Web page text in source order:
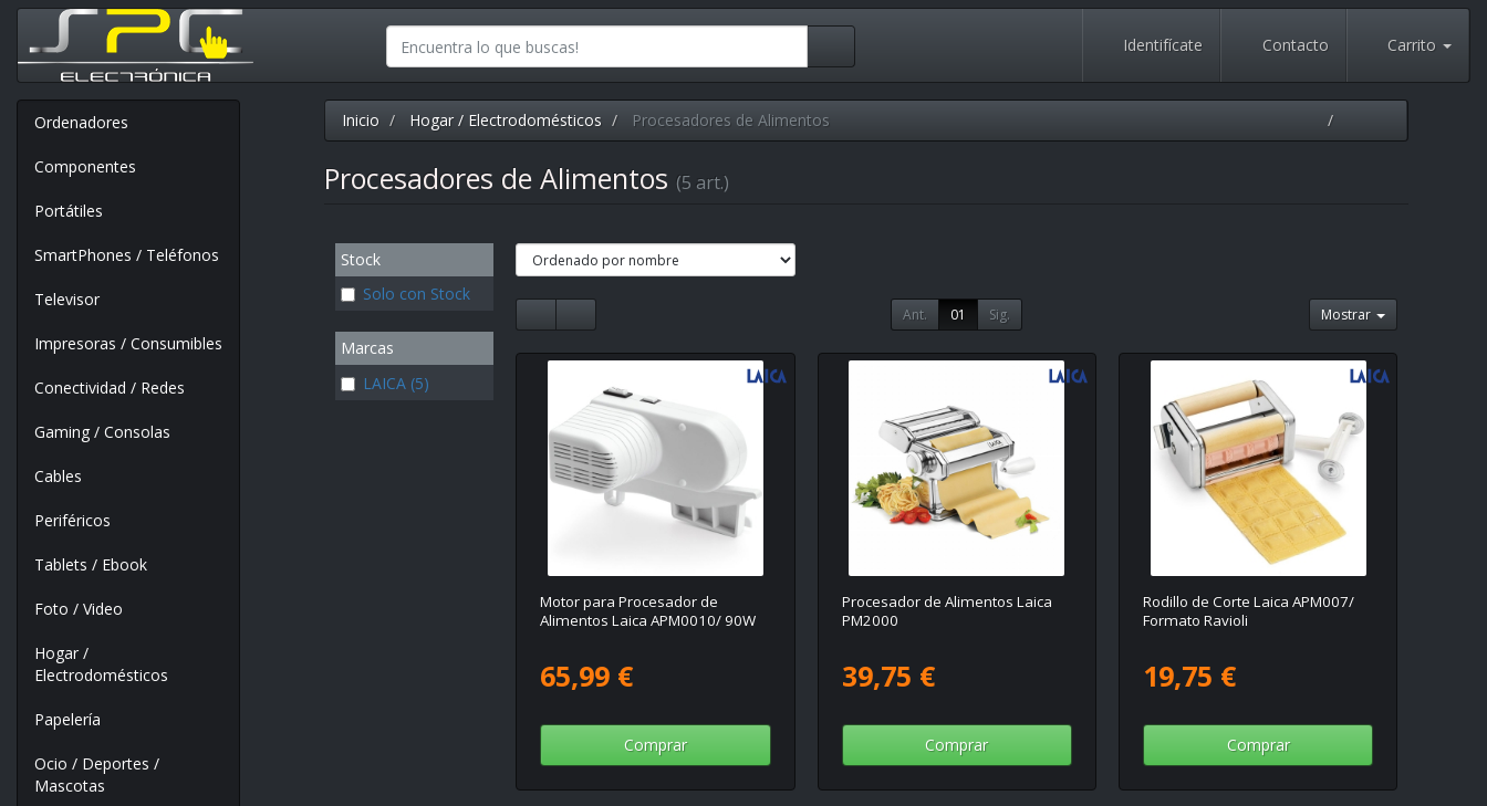
Identifícate Contacto Carrito
Ordenadores
Componentes
Portátiles
SmartPhones / Teléfonos
Televisor
Impresoras / Consumibles
Conectividad / Redes
Gaming / Consolas
Cables
Periféricos
Tablets / Ebook
Foto / Video
Hogar /
Electrodomésticos
Papelería
Ocio / Deportes /
Mascotas
Inicio Hogar / Electrodomésticos Procesadores de Alimentos
Procesadores de Alimentos (5 art.)
Stock
Solo con Stock
Marcas
LAICA (5)
Ant. 01 Sig. Mostrar
Motor para Procesador de
Alimentos Laica APM0010/ 90W
65,99 €
Comprar
Procesador de Alimentos Laica
PM2000
39,75 €
Comprar
Rodillo de Corte Laica APM007/
Formato Ravioli
19,75 €
Comprar